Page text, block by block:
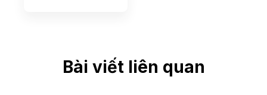
Bài viết liên quan